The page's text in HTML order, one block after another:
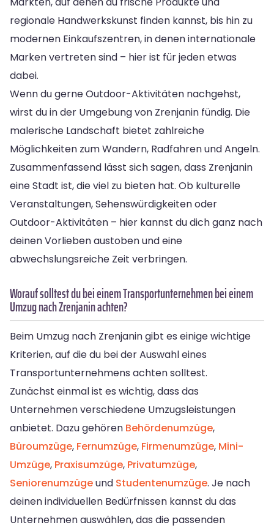
regionale Handwerkskunst finden kannst, bis hin zu
modernen Einkaufszentren, in denen internationale
Marken vertreten sind – hier ist für jeden etwas
dabei.
Wenn du gerne Outdoor-Aktivitäten nachgehst,
wirst du in der Umgebung von Zrenjanin fündig. Die
malerische Landschaft bietet zahlreiche
Möglichkeiten zum Wandern, Radfahren und Angeln.
Zusammenfassend lässt sich sagen, dass Zrenjanin
eine Stadt ist, die viel zu bieten hat. Ob kulturelle
Veranstaltungen, Sehenswürdigkeiten oder
Outdoor-Aktivitäten – hier kannst du dich ganz nach
deinen Vorlieben austoben und eine
abwechslungsreiche Zeit verbringen.
Worauf solltest du bei einem Transportunternehmen bei einem
Umzug nach Zrenjanin achten?
Beim Umzug nach Zrenjanin gibt es einige wichtige
Kriterien, auf die du bei der Auswahl eines
Transportunternehmens achten solltest.
Zunächst einmal ist es wichtig, dass das
Unternehmen verschiedene Umzugsleistungen
anbietet. Dazu gehören Behördenumzüge,
Büroumzüge, Fernumzüge, Firmenumzüge, Mini-
Umzüge, Praxisumzüge, Privatumzüge,
Seniorenumzügeund Studentenumzüge. Je nach
deinen individuellen Bedürfnissen kannst du das
Unternehmen auswählen, das die passenden